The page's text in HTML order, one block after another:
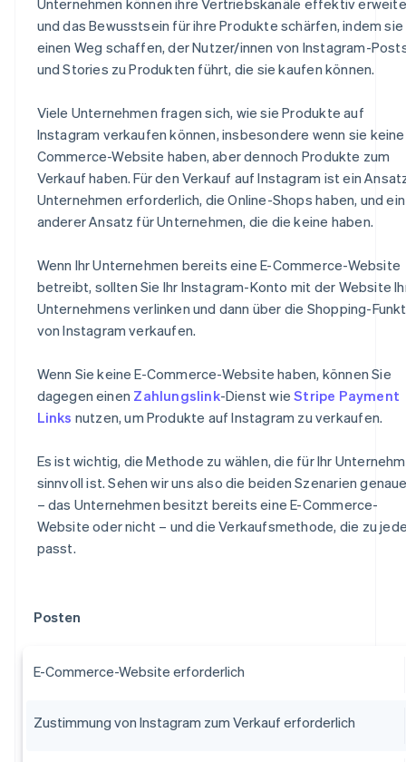
und das Bewusstsein für ihre Produkte schärfen, indem sie
einen Weg schaffen, der Nutzer/innen von Instagram-
und Stories zu Produkten führt, die sie kaufen können.
Viele Unternehmen fragen sich, wie sie Produkte auf
Instagram verkaufen können, insbesondere wenn sie keine
Commerce-Website haben, aber dennoch Produkte zum
Verkauf haben. Für den Verkauf auf Instagram ist ein
Unternehmen erforderlich, die Online-Shops haben, und ein
anderer Ansatz für Unternehmen, die die keine haben.
Wenn Ihr Unternehmen bereits eine E-Commerce-Website
betreibt, sollten Sie Ihr Instagram-Konto mit der Website
Unternehmens verlinken und dann über die Shopping-
von Instagram verkaufen.
Wenn Sie keine E-Commerce-Website haben, können Sie
dagegen einen Zahlungslink-Dienst wieStripe Payment
Links nutzen, um Produkte auf Instagram zu verkaufen.
Es ist wichtig, die Methode zu wählen, die für Ihr
sinnvoll ist. Sehen wir uns also die beiden Szenarien
– das Unternehmen besitzt bereits eine E-Commerce-
Website oder nicht – und die Verkaufsmethode, die zu
passt.
Posten
E-Commerce-Website erforderlich
Zustimmung von Instagram zum Verkauf erforderlich